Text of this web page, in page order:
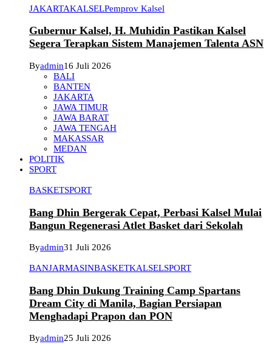
JAKARTAKALSELPemprov Kalsel
Gubernur Kalsel, H. Muhidin Pastikan Kalsel
Segera Terapkan Sistem Manajemen Talenta ASN
Byadmin16 Juli 2026
BALI
BANTEN
JAKARTA
JAWA TIMUR
JAWA BARAT
JAWA TENGAH
MAKASSAR
MEDAN
POLITIK
SPORT
BASKETSPORT
Bang Dhin Bergerak Cepat, Perbasi Kalsel Mulai
Bangun Regenerasi Atlet Basket dari Sekolah
Byadmin31 Juli 2026
BANJARMASINBASKETKALSELSPORT
Bang Dhin Dukung Training Camp Spartans
Dream City di Manila, Bagian Persiapan
Menghadapi Prapon dan PON
Byadmin25 Juli 2026